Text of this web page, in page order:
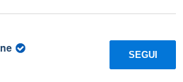
SEGUI